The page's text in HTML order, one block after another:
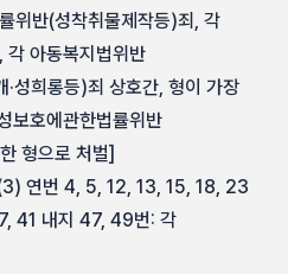
위반(성착취물제작등)죄, 각
각 아동복지법위반
·성희롱등)죄 상호간, 형이 가장
보호에관한법률위반
형으로 처벌]
연번 4, 5, 12, 13, 15, 18, 23
41 내지 47, 49번: 각